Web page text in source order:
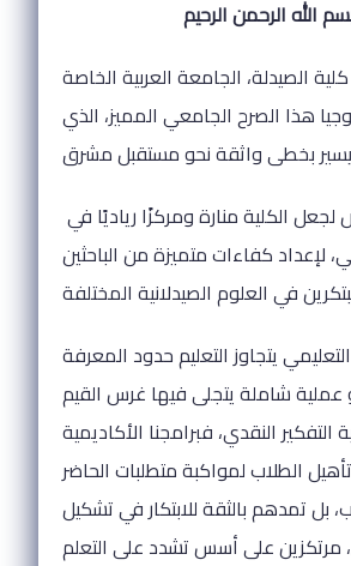
الله الرحمن الرحيم
الصيدلة، الجامعة العربية الخاصة
هذا الصرح الجامعي المميز، الذي
لإعداد كفاءات متميزة من الباحثين
يتجاوز التعليم حدود المعرفة
عملية شاملة يتجلى فيها غرس القيم
التفكير النقدي، فبرامجنا الأكاديمية
الطلاب لمواكبة متطلبات الحاضر
بل تمدهم بالثقة للابتكار في تشكيل